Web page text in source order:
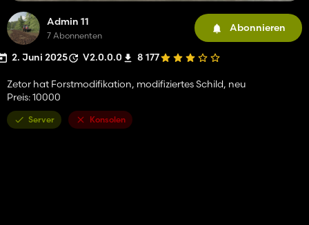
Admin 11
7 Abonnenten
Abonnieren
2. Juni 2025 V2.0.0.0 8 177
Zetor hat Forstmodifikation, modifiziertes Schild, neu
Preis: 10000
Server Konsolen